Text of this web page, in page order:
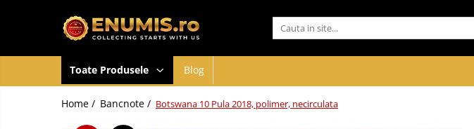
Toate Produsele Blog
Home / Bancnote / Botswana 10 Pula 2018, polimer, necirculata